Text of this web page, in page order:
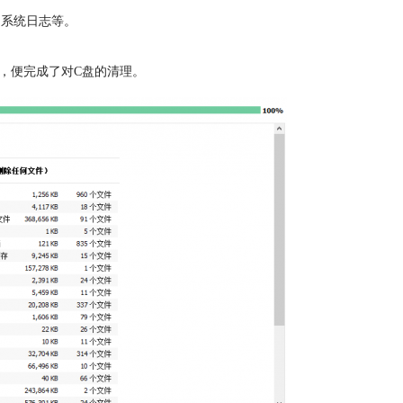
统日志等。
便完成了对C盘的清理。